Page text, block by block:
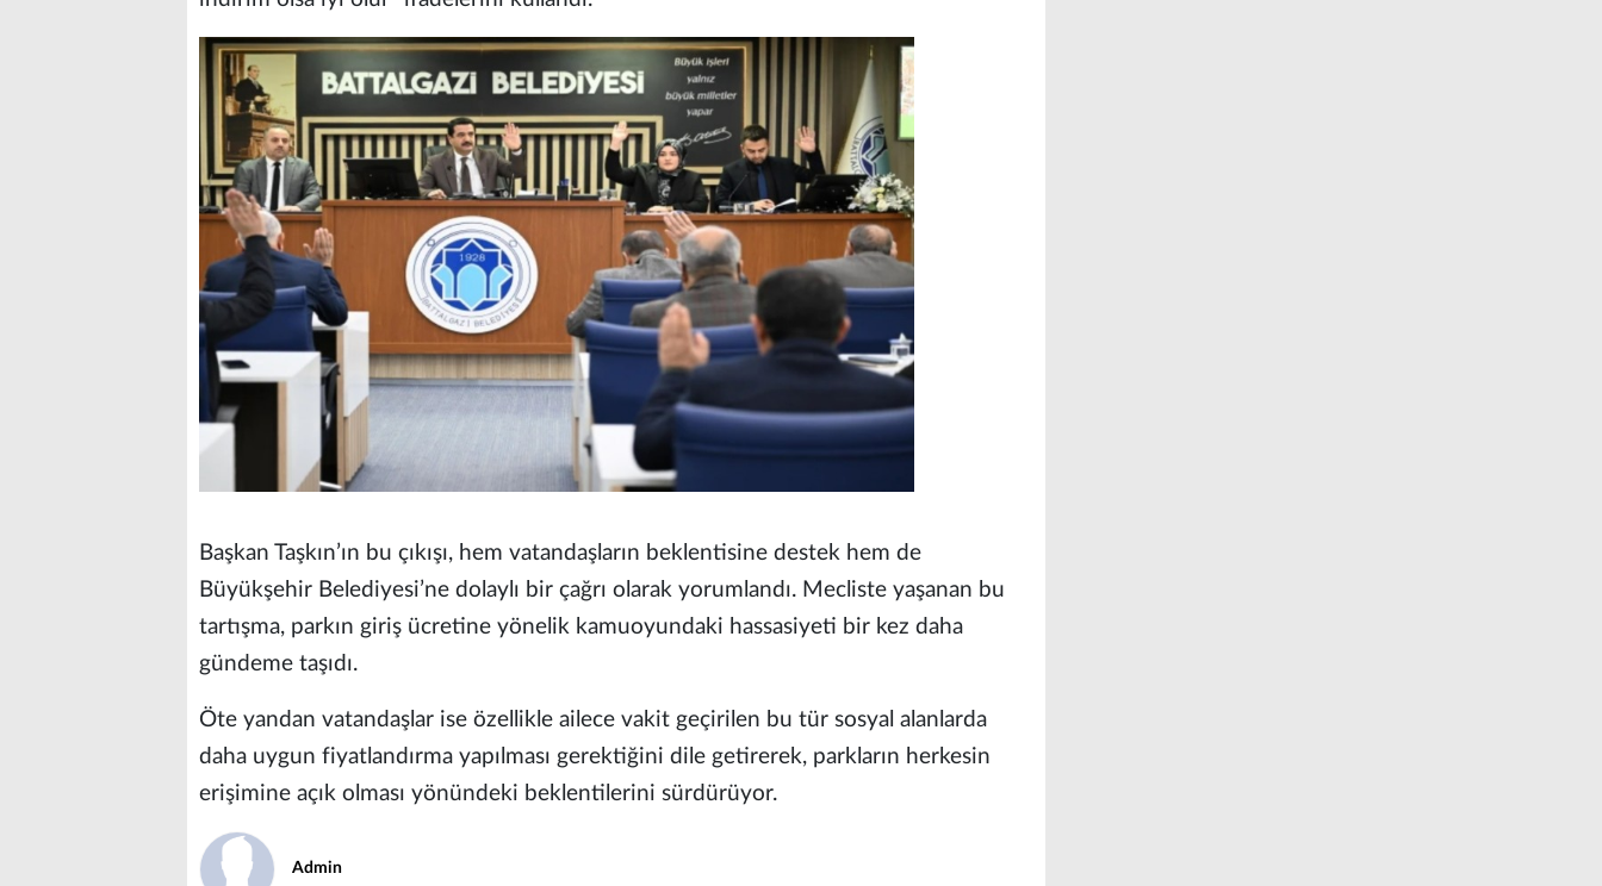
Başkan Taşkın’ın bu çıkışı, hem vatandaşların beklentisine destek hem de
Büyükşehir Belediyesi’ne dolaylı bir çağrı olarak yorumlandı. Mecliste yaşanan bu
tartışma, parkın giriş ücretine yönelik kamuoyundaki hassasiyeti bir kez daha
gündeme taşıdı.
Öte yandan vatandaşlar ise özellikle ailece vakit geçirilen bu tür sosyal alanlarda
daha uygun fiyatlandırma yapılması gerektiğini dile getirerek, parkların herkesin
erişimine açık olması yönündeki beklentilerini sürdürüyor.
Admin